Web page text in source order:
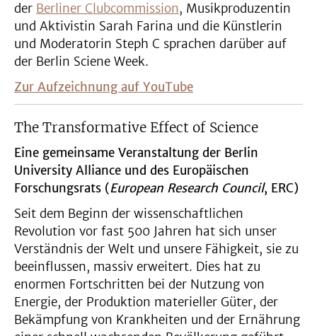
der Berliner Clubcommission, Musikproduzentin
und Aktivistin Sarah Farina und die Künstlerin
und Moderatorin Steph C sprachen darüber auf
der Berlin Sciene Week.
Zur Aufzeichnung auf YouTube
The Transformative Effect of Science
Eine gemeinsame Veranstaltung der Berlin
University Alliance und des Europäischen
Forschungsrats (European Research Council, ERC)
Seit dem Beginn der wissenschaftlichen
Revolution vor fast 500 Jahren hat sich unser
Verständnis der Welt und unsere Fähigkeit, sie zu
beeinflussen, massiv erweitert. Dies hat zu
enormen Fortschritten bei der Nutzung von
Energie, der Produktion materieller Güter, der
Bekämpfung von Krankheiten und der Ernährung